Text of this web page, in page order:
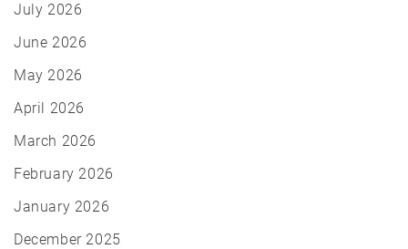
July 2026
June 2026
May 2026
April 2026
March 2026
February 2026
January 2026
December 2025